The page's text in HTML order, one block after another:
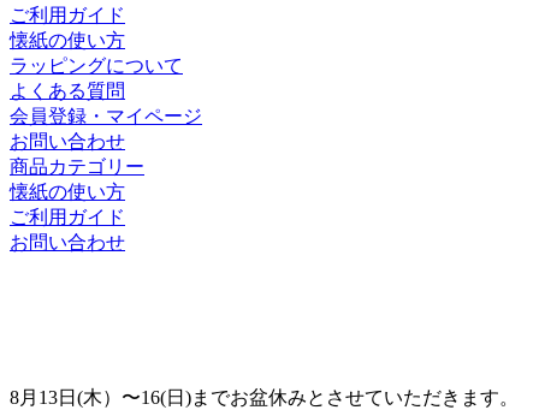
ご利用ガイド
懐紙の使い方
ラッピングについて
よくある質問
会員登録・マイページ
お問い合わせ
商品カテゴリー
懐紙の使い方
ご利用ガイド
お問い合わせ
8月13日(木）〜16(日)までお盆休みとさせていただきます。